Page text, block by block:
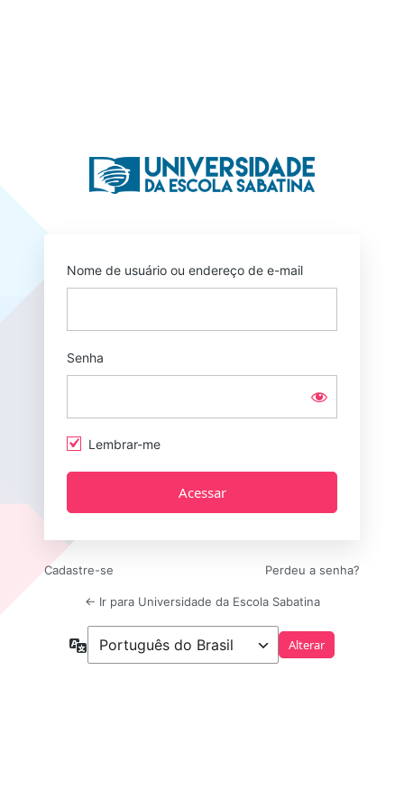
Nome de usuário ou endereço de e-mail
Senha
Lembrar-me
Cadastre-se Perdeu a senha?
← Ir para Universidade da Escola Sabatina
Idioma